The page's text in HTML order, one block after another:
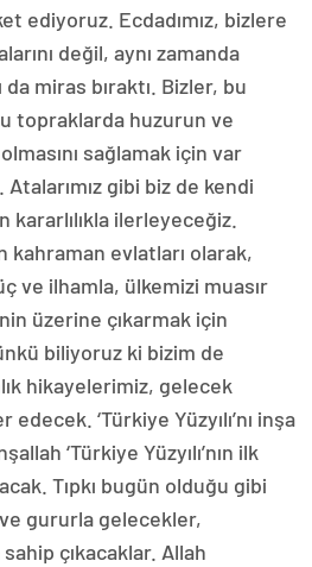
ediyoruz. Ecdadımız, bizlere
değil, aynı zamanda
miras bıraktı. Bizler, bu
topraklarda huzurun ve
sağlamak için var
Atalarımız gibi biz de kendi
kararlılıkla ilerleyeceğiz.
kahraman evlatları olarak,
ve ilhamla, ülkemizi muasır
üzerine çıkarmak için
biliyoruz ki bizim de
hikayelerimiz, gelecek
‘Türkiye Yüzyılı’nı inşa
‘Türkiye Yüzyılı’nın ilk
Tıpkı bugün olduğu gibi
gururla gelecekler,
sahip çıkacaklar. Allah